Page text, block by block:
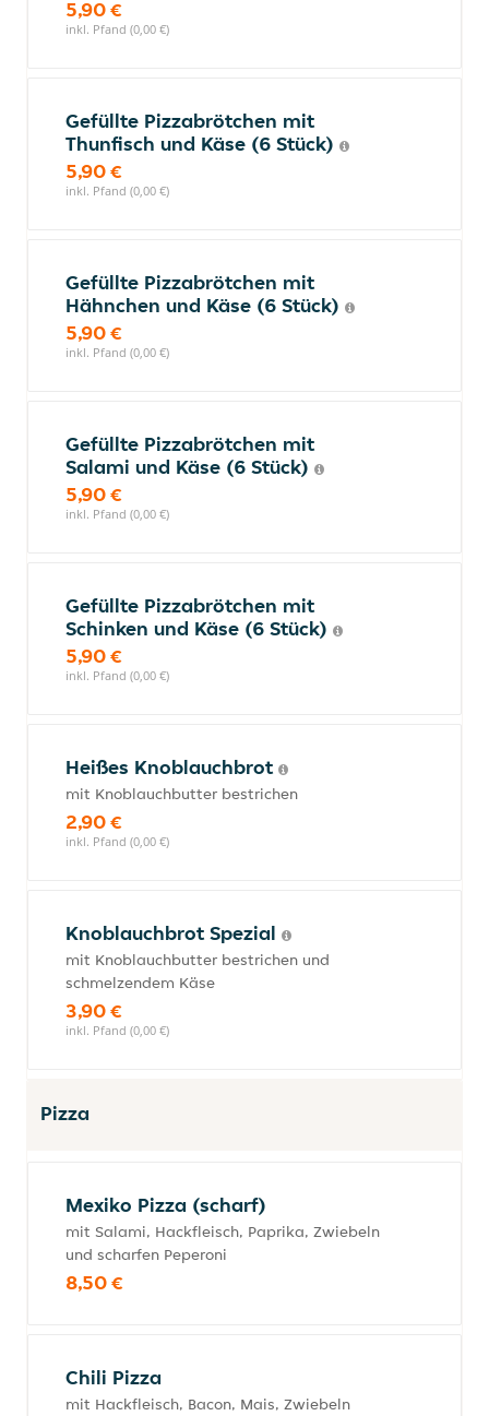
5,90 €
inkl. Pfand (0,00 €)
Gefüllte Pizzabrötchen mit
Thunfisch und Käse (6 Stück)
5,90 €
inkl. Pfand (0,00 €)
Gefüllte Pizzabrötchen mit
Hähnchen und Käse (6 Stück)
5,90 €
inkl. Pfand (0,00 €)
Gefüllte Pizzabrötchen mit
Salami und Käse (6 Stück)
5,90 €
inkl. Pfand (0,00 €)
Gefüllte Pizzabrötchen mit
Schinken und Käse (6 Stück)
5,90 €
inkl. Pfand (0,00 €)
Heißes Knoblauchbrot
mit Knoblauchbutter bestrichen
2,90 €
inkl. Pfand (0,00 €)
Knoblauchbrot Spezial
mit Knoblauchbutter bestrichen und
schmelzendem Käse
3,90 €
inkl. Pfand (0,00 €)
Pizza
Mexiko Pizza (scharf)
mit Salami, Hackfleisch, Paprika, Zwiebeln
und scharfen Peperoni
8,50 €
Chili Pizza
mit Hackfleisch, Bacon, Mais, Zwiebeln